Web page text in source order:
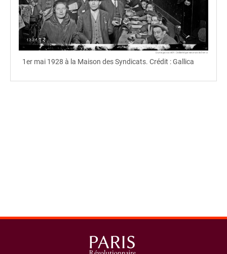
1er mai 1928 à la Maison des Syndicats. Crédit : Gallica